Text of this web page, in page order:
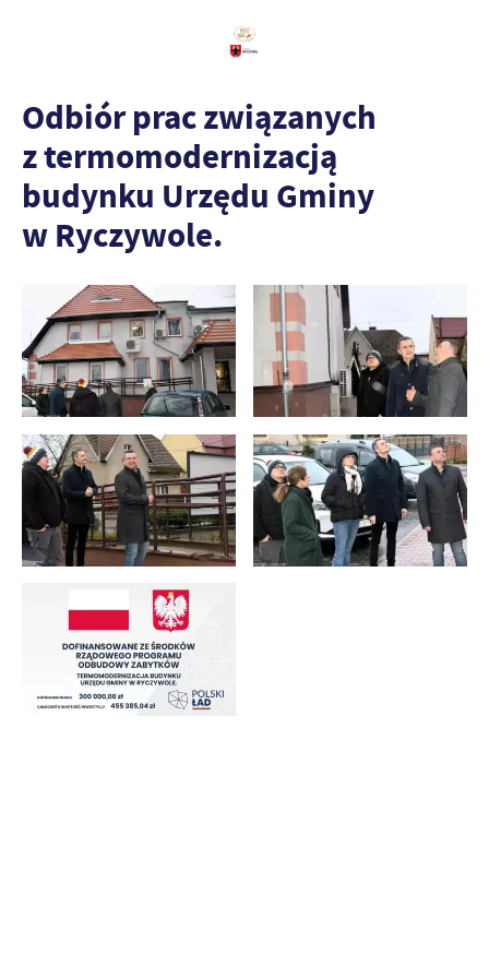
Odbiór prac związanych
z termomodernizacją
budynku Urzędu Gminy
w Ryczywole.